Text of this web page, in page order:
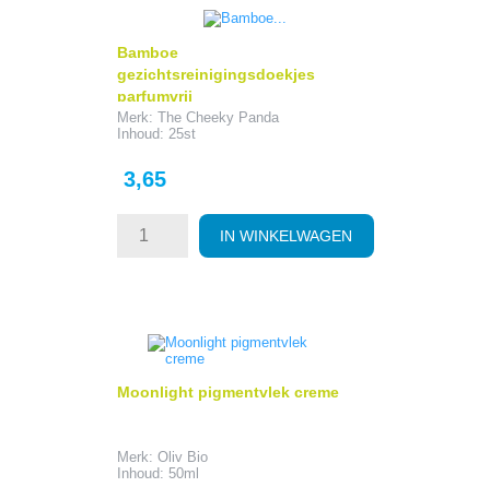
Bamboe
gezichtsreinigingsdoekjes
parfumvrij
Merk: The Cheeky Panda
Inhoud: 25st
Prijs
3,65
IN WINKELWAGEN
Moonlight pigmentvlek creme
Merk: Oliv Bio
Inhoud: 50ml